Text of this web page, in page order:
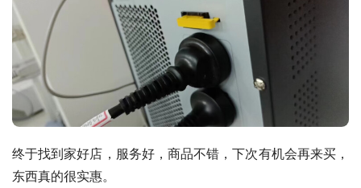
终于找到家好店，服务好，商品不错，下次有机会再来买，
东西真的很实惠。